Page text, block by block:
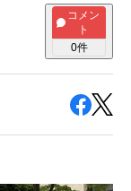
コメン
ト
0件